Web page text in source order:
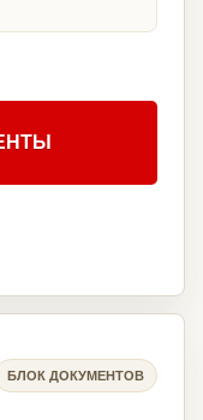
БЛОК ДОКУМЕНТОВ